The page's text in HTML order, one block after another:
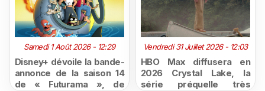
Samedi 1 Août 2026 - 12:29
Disney+ dévoile la bande-
annonce de la saison 14
de « Futurama », de
Vendredi 31 Juillet 2026 - 12:03
HBO Max diffusera en
2026 Crystal Lake, la
série préquelle très